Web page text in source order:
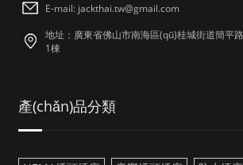
E-mail: jackthai.tw@gmail.com
地址：廣東省佛山市南海區(qū)桂城街道簡平
1棟
產(chǎn)品分類